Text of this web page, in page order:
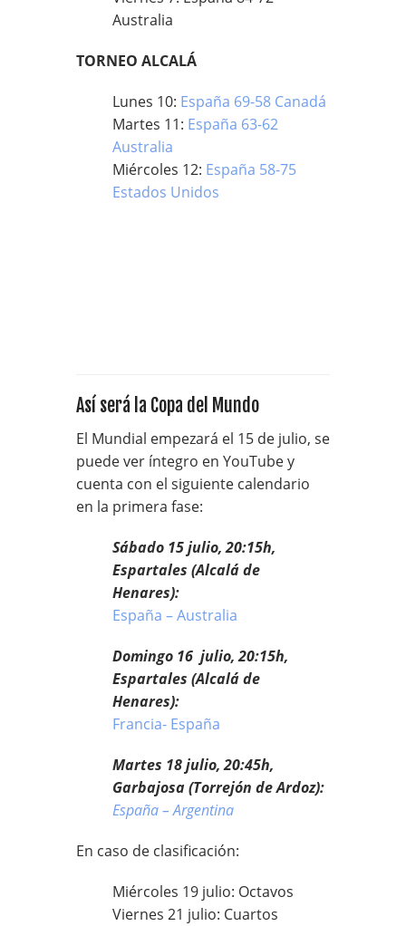
Australia
TORNEO ALCALÁ
Lunes 10: España 69-58 Canadá
Martes 11: España 63-62
Australia
Miércoles 12: España 58-75
Estados Unidos
Así será la Copa del Mundo
El Mundial empezará el 15 de julio, se
puede ver íntegro en YouTube y
cuenta con el siguiente calendario
en la primera fase:
Sábado 15 julio, 20:15h,
Espartales (Alcalá de
Henares):
España – Australia
Domingo 16 julio, 20:15h,
Espartales (Alcalá de
Henares):
Francia- España
Martes 18 julio, 20:45h,
Garbajosa (Torrejón de Ardoz):
España – Argentina
En caso de clasificación:
Miércoles 19 julio: Octavos
Viernes 21 julio: Cuartos